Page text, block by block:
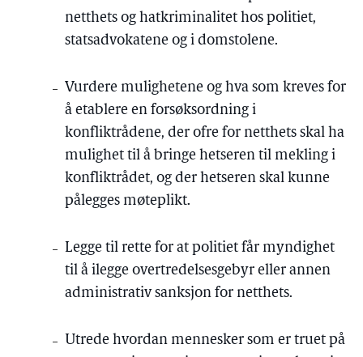
netthets og hatkriminalitet hos politiet,
statsadvokatene og i domstolene.
Vurdere mulighetene og hva som kreves for
å etablere en forsøksordning i
konfliktrådene, der ofre for netthets skal ha
mulighet til å bringe hetseren til mekling i
konfliktrådet, og der hetseren skal kunne
pålegges møteplikt.
Legge til rette for at politiet får myndighet
til å ilegge overtredelsesgebyr eller annen
administrativ sanksjon for netthets.
Utrede hvordan mennesker som er truet på